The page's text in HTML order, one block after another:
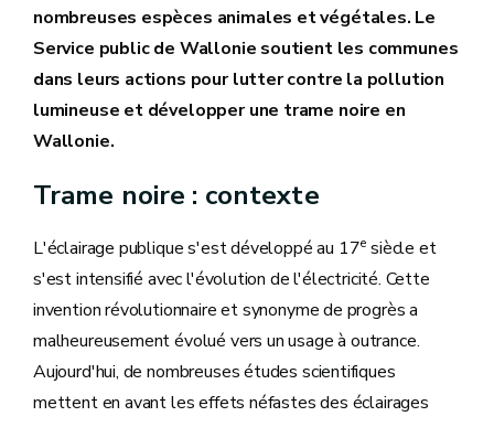
nombreuses espèces animales et végétales. Le
Service public de Wallonie soutient les communes
dans leurs actions pour lutter contre la pollution
lumineuse et développer une trame noire en
Wallonie.
Trame noire : contexte
L'éclairage publique s'est développé au 17e siècle et
s'est intensifié avec l'évolution de l'électricité. Cette
invention révolutionnaire et synonyme de progrès a
malheureusement évolué vers un usage à outrance.
Aujourd'hui, de nombreuses études scientifiques
mettent en avant les effets néfastes des éclairages